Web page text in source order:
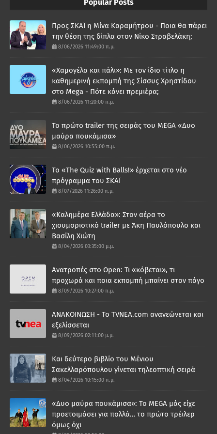
Popular Posts
Προς ΣΚΑΪ η Μίνα Καραμήτρου - Ποια θα πάρει
την θέση της δίπλα στον Νίκο Στραβελάκη;
8/06/2026 11:49:00 π.μ.
«Χαμογέλα και πάλι»: Με τον ίδιο τίτλο η
καθημερινή εκπομπή της Σίσσυς Χρηστίδου
στο Mega - Πότε κάνει πρεμιέρα;
8/06/2026 11:20:00 π.μ.
Το πρώτο trailer της σειράς του MEGA «Δυο
μαύρα πουκάμισα»
8/06/2026 10:55:00 π.μ.
Το «The Quiz with Balls!» έρχεται στο νέο
πρόγραμμα του ΣΚΑΪ
8/07/2026 11:26:00 π.μ.
«Καλημέρα Ελλάδα»: Στον αέρα το
χιουμοριστικό trailer με Άκη Παυλόπουλο και
Βασίλη Χιώτη
8/04/2026 03:35:00 μ.μ.
Ανατροπές στο Open: Τι «κόβεται», τι
προχωρά και ποια εκπομπή μπαίνει στον πάγο
8/09/2026 10:27:00 π.μ.
ΑΝΑΚΟΙΝΩΣΗ - Το TVNEA.com ανανεώνεται και
εξελίσσεται
8/09/2026 02:11:00 μ.μ.
Και δεύτερο βιβλίο του Μένιου
Σακελλαρόπουλου γίνεται τηλεοπτική σειρά
8/04/2026 10:15:00 π.μ.
«Δυο μαύρα πουκάμισα»: Το MEGA μάς είχε
προετοιμάσει για πολλά… το πρώτο τρέιλερ
όμως όχι